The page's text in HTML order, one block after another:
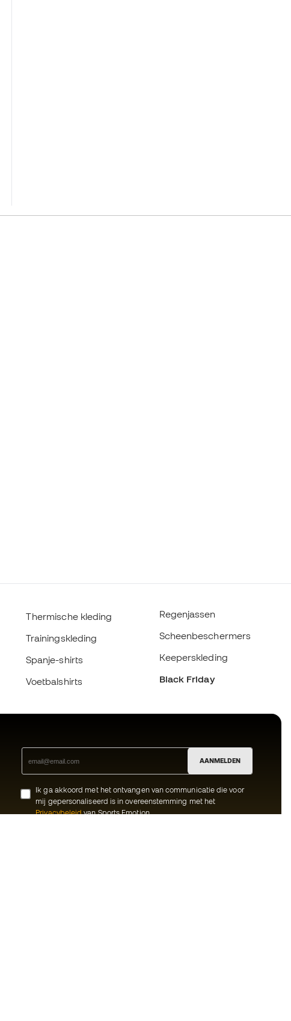
Thermische kleding
Trainingskleding
Spanje-shirts
Voetbalshirts
Regenjassen
Scheenbeschermers
Keeperskleding
Black Friday
AANMELDEN
Ik ga akkoord met het ontvangen van communicatie die voor
mij gepersonaliseerd is in overeenstemming met het
Privacybeleidvan Sports Emotion.